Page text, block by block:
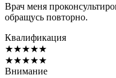
Врач меня
обращусь повторно.
Квалификация
★★★★★
★★★★★
Внимание